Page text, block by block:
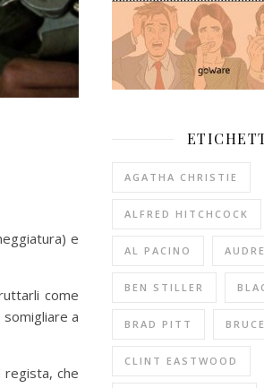
e
come
a
regista, che
AGATHA CHRISTIE
ALFRED HITCHCOCK
AL PACINO
BEN STILLER
BRAD PITT
CLINT EASTWOOD